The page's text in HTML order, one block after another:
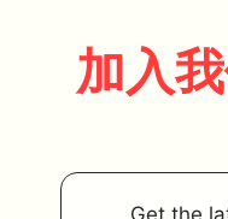
加入
Get the